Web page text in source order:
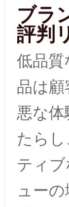
ブラ
評判
低品質
品は
悪な
たら
ティ
ュー